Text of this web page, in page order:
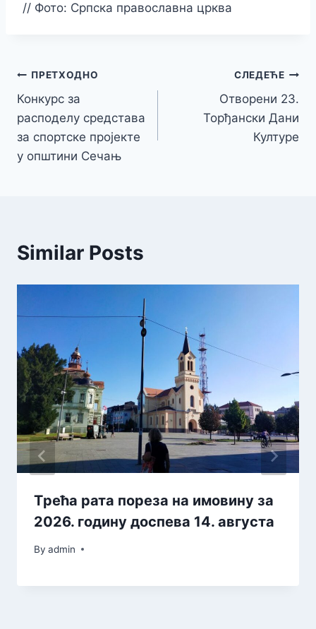
// Фото: Српска православна црква
Кретање
чланка
ПРЕТХОДНО
Конкурс за
расподелу средстава
за спортске пројекте
у општини Сечањ
СЛЕДЕЋЕ
Отворени 23.
Торђански Дани
Културе
Similar Posts
Tрећа рата пореза на имовину за
2026. годину доспева 14. августа
By admin